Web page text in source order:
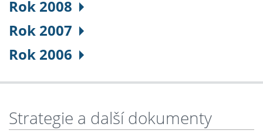
Rok 2008
Rok 2007
Rok 2006
Strategie a další dokumenty